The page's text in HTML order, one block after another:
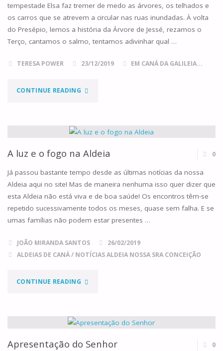
ANO
A"
tempestade Elsa faz tremer de medo as árvores, os telhados e
os carros que se atrevem a circular nas ruas inundadas. À volta
do Presépio, lemos a história da Árvore de Jessé, rezamos o
Terço, cantamos o salmo, tentamos adivinhar qual …
TERESA POWER 23/12/2019 EM CANÁ DA GALILEIA...
CONTINUE READING"NAS
BRILHOU
UMA
LUZ"
A luz e o fogo na Aldeia 0
Já passou bastante tempo desde as últimas notícias da nossa
Aldeia aqui no site! Mas de maneira nenhuma isso quer dizer que
esta Aldeia não está viva e de boa saúde! Os encontros têm-se
repetido sucessivamente todos os meses, quase sem falha. E se
umas famílias não podem estar presentes …
JOÃO MIRANDA SANTOS
26/02/2019
ALDEIAS DE CANÁ/ NOTÍCIAS ALDEIA NOSSA SRA CONCEIÇÃO
CONTINUE READING"A
E
O
Apresentação do Senhor 0